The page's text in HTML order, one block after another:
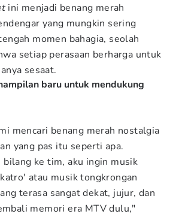
ini menjadi benang merah
yang mungkin sering
momen bahagia, seolah
setiap perasaan berharga untuk
sesaat.
baru untuk mendukung
mencari benang merah nostalgia
yang pas itu seperti apa.
bilang ke tim, aku ingin musik
atau musik tongkrongan
terasa sangat dekat, jujur, dan
memori era MTV dulu,"